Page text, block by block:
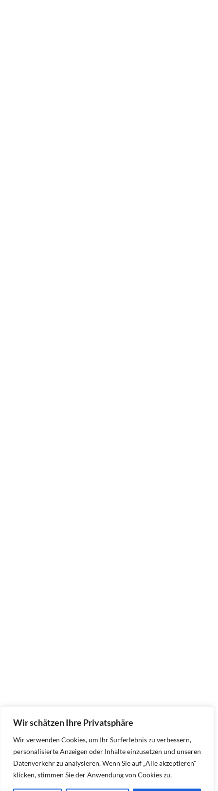
Wir schätzen Ihre Privatsphäre
Wir verwenden Cookies, um Ihr Surferlebnis zu verbessern,
personalisierte Anzeigen oder Inhalte einzusetzen und unseren
Datenverkehr zu analysieren. Wenn Sie auf „Alle akzeptieren"
klicken, stimmen Sie der Anwendung von Cookies zu.